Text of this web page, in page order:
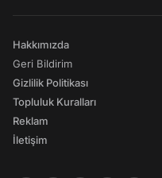
Hakkımızda
Geri Bildirim
Gizlilik Politikası
Topluluk Kuralları
Reklam
İletişim